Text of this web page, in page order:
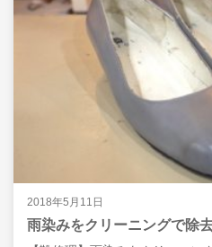
2018年5月11日
雨染みをクリーニングで除